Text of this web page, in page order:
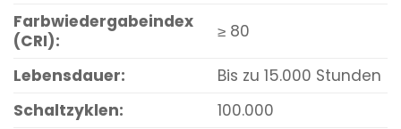
Farbwiedergabeindex
(CRI):
≥ 80
Lebensdauer:
Bis zu 15.000 Stunden
Schaltzyklen:
100.000